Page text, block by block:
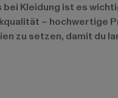
Kleidung ist es
– hochwertige
zu setzen, damit du